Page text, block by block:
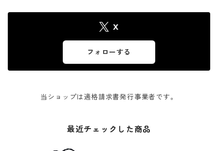
X
フォローする
当ショップは適格請求書発行事業者です。
最近チェックした商品